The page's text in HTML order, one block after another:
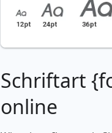
Schriftart
online